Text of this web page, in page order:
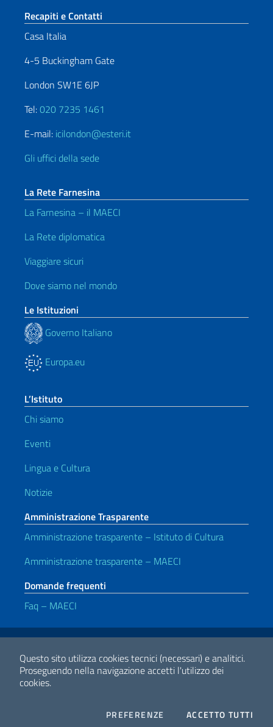
Questo sito utilizza cookies tecnici (necessari) e analitici.
Proseguendo nella navigazione accetti l'utilizzo dei
cookies.
PREFERENZE COOKIESACCETTO TUTTI
Sezione footer
Recapiti e Contatti
Casa Italia
4-5 Buckingham Gate
London SW1E 6JP
Tel:020 7235 1461
E-mail: icilondon@esteri.it
Gli uffici della sede
La Rete Farnesina
La Farnesina – il MAECI
La Rete diplomatica
Viaggiare sicuri
Dove siamo nel mondo
Le Istituzioni
Governo Italiano
Europa.eu
L’Istituto
Chi siamo
Eventi
Lingua e Cultura
Notizie
Amministrazione Trasparente
Amministrazione trasparente – Istituto di Cultura
Amministrazione trasparente – MAECI
Domande frequenti
Faq – MAECI
Link Utili